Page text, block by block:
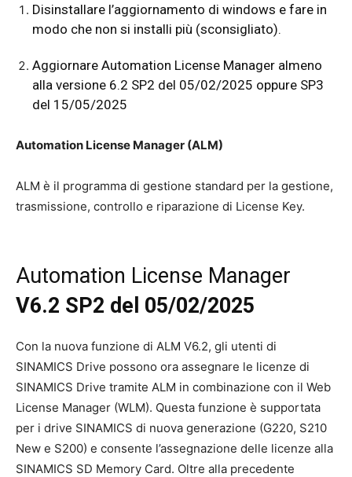
Disinstallare l’aggiornamento di windows e fare in
modo che non si installi più (sconsigliato).
Aggiornare Automation License Manager almeno
alla versione 6.2 SP2 del 05/02/2025 oppure SP3
del 15/05/2025
Automation License Manager (ALM)
ALM è il programma di gestione standard per la gestione,
trasmissione, controllo e riparazione di License Key.
Automation License Manager
V6.2 SP2 del 05/02/2025
Con la nuova funzione di ALM V6.2, gli utenti di
SINAMICS Drive possono ora assegnare le licenze di
SINAMICS Drive tramite ALM in combinazione con il Web
License Manager (WLM). Questa funzione è supportata
per i drive SINAMICS di nuova generazione (G220, S210
New e S200) e consente l’assegnazione delle licenze alla
SINAMICS SD Memory Card. Oltre alla precedente